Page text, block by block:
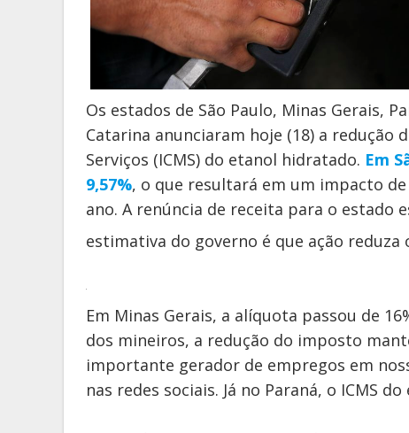
Os estados de São Paulo, Minas Gerais,
Catarina anunciaram hoje (18) a redução
Serviços (ICMS) do etanol hidratado. Em
9,57%, o que resultará em um impacto
ano. A renúncia de receita para o estado
estimativa do governo é que ação reduza
Em Minas Gerais, a alíquota passou de
dos mineiros, a redução do imposto
importante gerador de empregos em
nas redes sociais. Já no Paraná, o ICMS